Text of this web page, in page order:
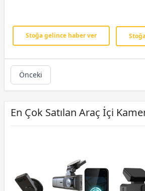
Stoğa gelince haber ver
Önceki
En Çok Satılan Araç İçi